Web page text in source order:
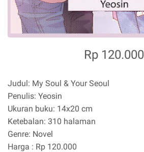
Rp 120.000
Judul: My Soul & Your Seoul
Penulis: Yeosin
Ukuran buku: 14x20 cm
Ketebalan: 310 halaman
Genre: Novel
Harga : Rp 120.000